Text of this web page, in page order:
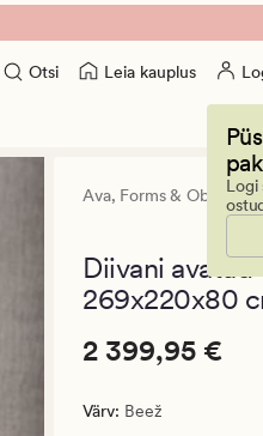
Otsi Leia kauplus
Logi
Ava, Forms & Objects
Diivani avatud
269x220x80
Pris_ee
399,95
Pris_ee 2
2 399,95 €
Värv: Beež